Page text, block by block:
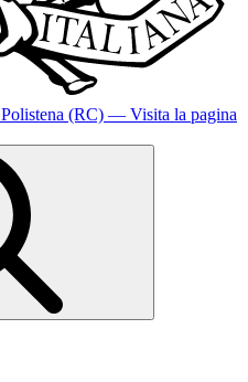
Polistena (RC) — Visita la pagina